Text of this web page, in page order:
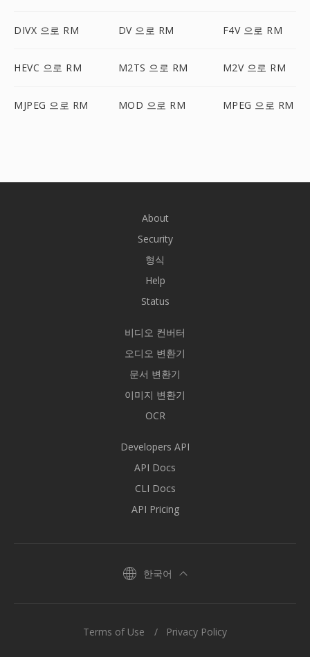
DIVX 으로 RM DV 으로 RM F4V 으로 RM
HEVC 으로 RM M2TS 으로 RM M2V 으로 RM
MJPEG 으로 RM MOD 으로 RM MPEG 으로 RM
About
Security
형식
Help
Status
비디오 컨버터
오디오 변환기
문서 변환기
이미지 변환기
OCR
Developers API
API Docs
CLI Docs
API Pricing
한국어
Terms of Use Privacy Policy